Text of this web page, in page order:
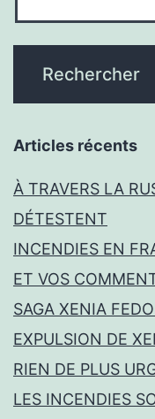
Articles récents
À TRAVERS LA
DÉTESTENT
INCENDIES EN
ET VOS
SAGA XENIA
EXPULSION DE
RIEN DE PLUS
LES INCENDIES